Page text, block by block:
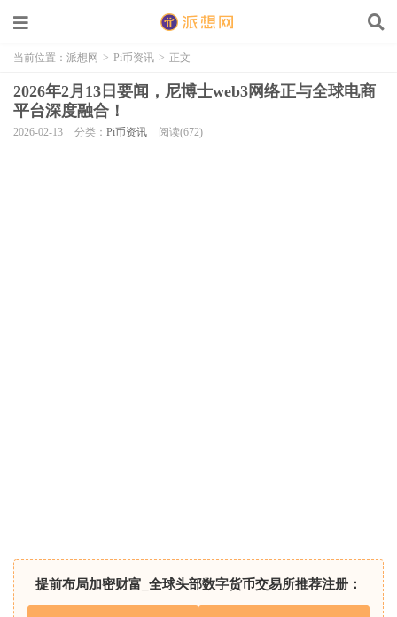
当前位置： 派想网 > Pi币资讯 > 正文
2026年2月13日要闻，尼博士web3网络正与全球电商
平台深度融合！
2026-02-13 分类： Pi币资讯 阅读(672)
提前布局加密财富_全球头部数字货币交易所推荐注册：